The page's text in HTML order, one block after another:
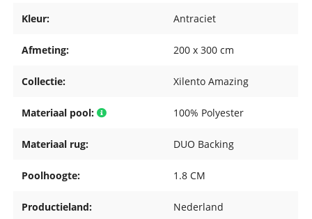
Kleur: Antraciet
Afmeting: 200 x 300 cm
Collectie: Xilento Amazing
Materiaal pool: 100% Polyester
Materiaal rug: DUO Backing
Poolhoogte: 1.8 CM
Productieland: Nederland